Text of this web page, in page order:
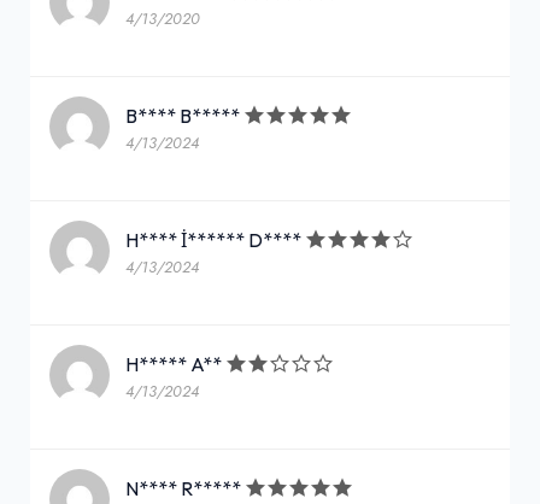
4/13/2020
B**** B*****
4/13/2024
H**** İ****** D****
4/13/2024
H***** A**
4/13/2024
N**** R*****